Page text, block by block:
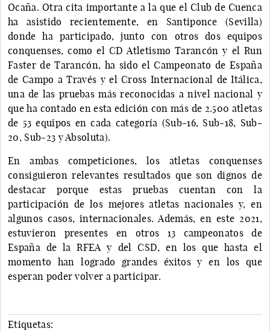
Ocaña. Otra cita importante a la que el Club de Cuenca
ha asistido recientemente, en Santiponce (Sevilla)
donde ha participado, junto con otros dos equipos
conquenses, como el CD Atletismo Tarancón y el Run
Faster de Tarancón, ha sido el Campeonato de España
de Campo a Través y el Cross Internacional de Itálica,
una de las pruebas más reconocidas a nivel nacional y
que ha contado en esta edición con más de 2.500 atletas
de 53 equipos en cada categoría (Sub-16, Sub-18, Sub-
20, Sub-23 y Absoluta).
En ambas competiciones, los atletas conquenses
consiguieron relevantes resultados que son dignos de
destacar porque estas pruebas cuentan con la
participación de los mejores atletas nacionales y, en
algunos casos, internacionales. Además, en este 2021,
estuvieron presentes en otros 13 campeonatos de
España de la RFEA y del CSD, en los que hasta el
momento han logrado grandes éxitos y en los que
esperan poder volver a participar.
Etiquetas: